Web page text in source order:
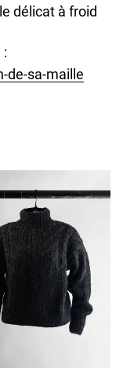
délicat à froid
de-sa-maille